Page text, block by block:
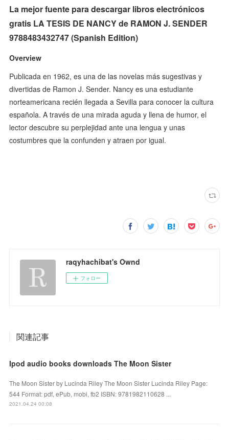
La mejor fuente para descargar libros electrónicos
gratis LA TESIS DE NANCY de RAMON J. SENDER
9788483432747 (Spanish Edition)
Overview
Publicada en 1962, es una de las novelas más sugestivas y
divertidas de Ramon J. Sender. Nancy es una estudiante
norteamericana recién llegada a Sevilla para conocer la cultura
española. A través de una mirada aguda y llena de humor, el
lector descubre su perplejidad ante una lengua y unas
costumbres que la confunden y atraen por igual.
raqyhachibat's Ownd
フォロー
関連記事
Ipod audio books downloads The Moon Sister
The Moon Sister by Lucinda Riley The Moon Sister Lucinda Riley Page:
544 Format: pdf, ePub, mobi, fb2 ISBN: 9781982110628 ...
2021.04.24 00:08